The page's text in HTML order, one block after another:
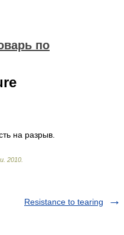
по
на разрыв.
2010
Resistance to tearing